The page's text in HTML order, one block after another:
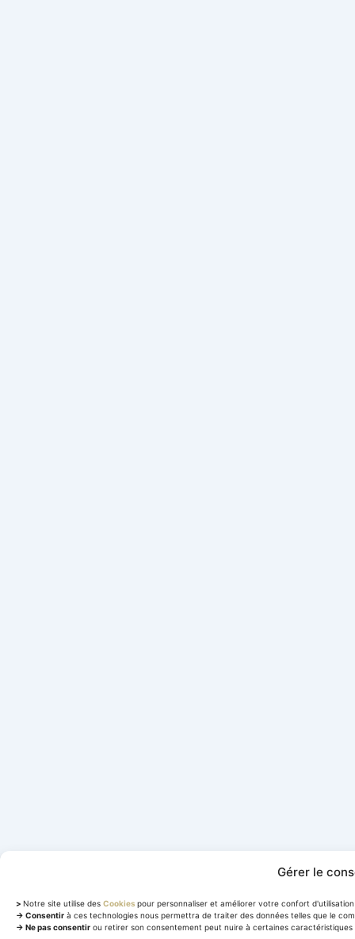
Gérer le
> Notre site utilise des Cookies pour personnaliser et améliorer votre confort d'utilisation
→ Consentir à ces technologies nous permettra de traiter des données telles que le
→ Ne pas consentir ou retirer son consentement peut nuire à certaines